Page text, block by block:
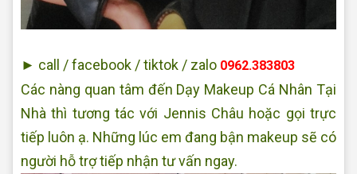
► call / facebook / tiktok / zalo 0962.383803
Các nàng quan tâm đến Dạy Makeup Cá Nhân Tại
Nhà thì tương tác với Jennis Châu hoặc gọi trực
tiếp luôn ạ. Những lúc em đang bận makeup sẽ có
người hỗ trợ tiếp nhận tư vấn ngay.